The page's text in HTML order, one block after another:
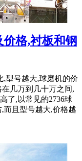
格,衬板和钢
,型号越大,球磨机的价
几万到几十万之间,
了,以常见的2736球
而且型号越大,价格越